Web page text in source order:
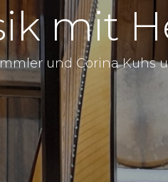
mit
und Corina